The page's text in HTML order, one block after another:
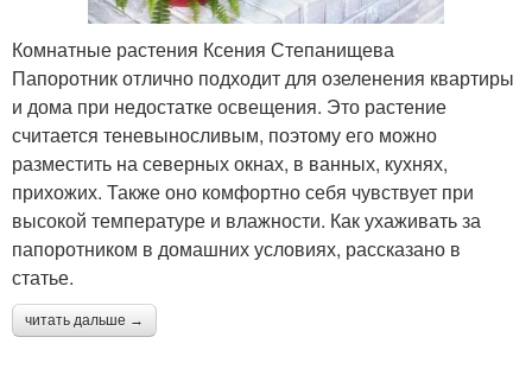
Комнатные растения Ксения Степанищева
Папоротник отлично подходит для озеленения квартиры
и дома при недостатке освещения. Это растение
считается теневыносливым, поэтому его можно
разместить на северных окнах, в ванных, кухнях,
прихожих. Также оно комфортно себя чувствует при
высокой температуре и влажности. Как ухаживать за
папоротником в домашних условиях, рассказано в
статье.
читать дальше →